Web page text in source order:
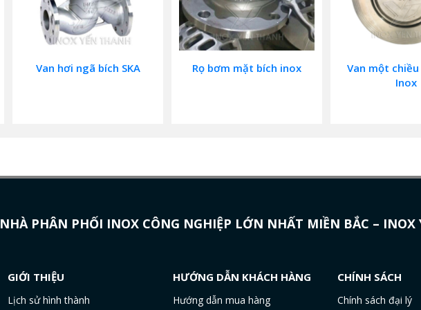
Van hơi ngã bích SKA Rọ bơm mặt bích inox
Van một chiều
Inox
NHÀ PHÂN PHỐI INOX CÔNG NGHIỆP LỚN NHẤT MIỀN BẮC – INOX
GIỚI THIỆU
Lịch sử hình thành
HƯỚNG DẪN KHÁCH HÀNG
Hướng dẫn mua hàng
CHÍNH SÁCH
Chính sách đại lý